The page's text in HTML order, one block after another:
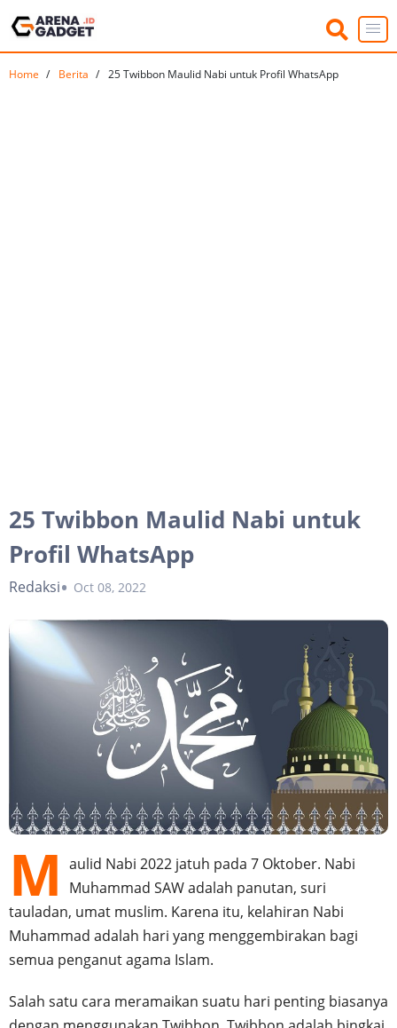
Home Berita 25 Twibbon Maulid Nabi untuk Profil WhatsApp
25 Twibbon Maulid Nabi untuk
Profil WhatsApp
Redaksi Oct 08, 2022
M aulid Nabi 2022 jatuh pada 7 Oktober. Nabi
Muhammad SAW adalah panutan, suri
tauladan, umat muslim. Karena itu, kelahiran Nabi
Muhammad adalah hari yang menggembirakan bagi
semua penganut agama Islam.
Salah satu cara meramaikan suatu hari penting biasanya